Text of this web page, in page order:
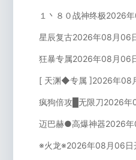
１丶８０战神终极2026
星辰复古2026年08月06
狂暴专属2026年08月06
[ 天渊◆专属 ]2026年08
疯狗倍攻█无限刀2026年
迈巴赫●高爆神器2026年
※火龙※2026年08月06日